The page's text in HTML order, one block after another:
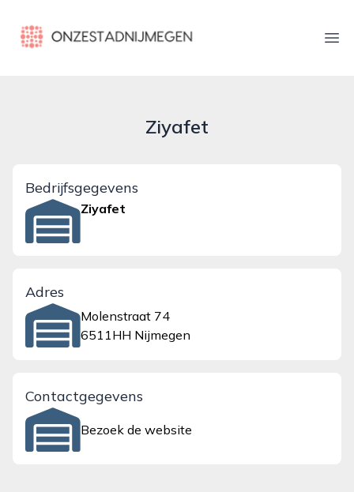
onzestadnijmegen.nl
Ziyafet
Bedrijfsgegevens
Ziyafet
Adres
Molenstraat 74
6511HH Nijmegen
Contactgegevens
Bezoek de website